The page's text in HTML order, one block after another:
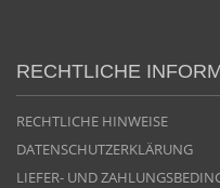
RECHTLICHE
RECHTLICHE HINWEISE
DATENSCHUTZERKLÄRUNG
LIEFER- UND